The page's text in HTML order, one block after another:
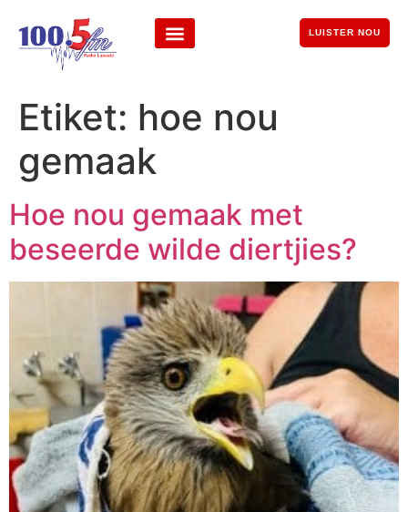
LUISTER NOU
Etiket: hoe nou
gemaak
Hoe nou gemaak met
beseerde wilde diertjies?